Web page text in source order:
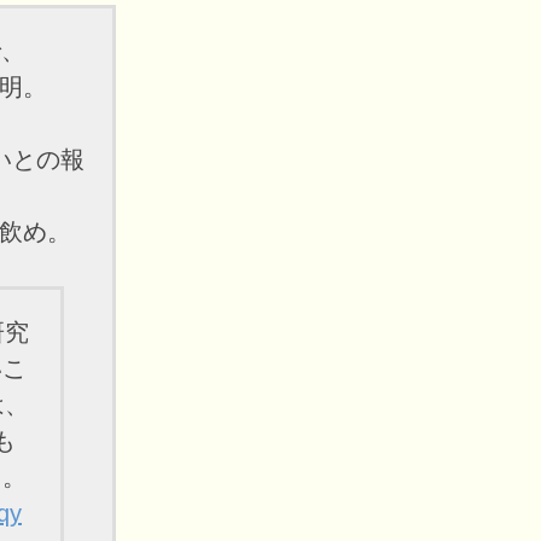
。
との報
め。